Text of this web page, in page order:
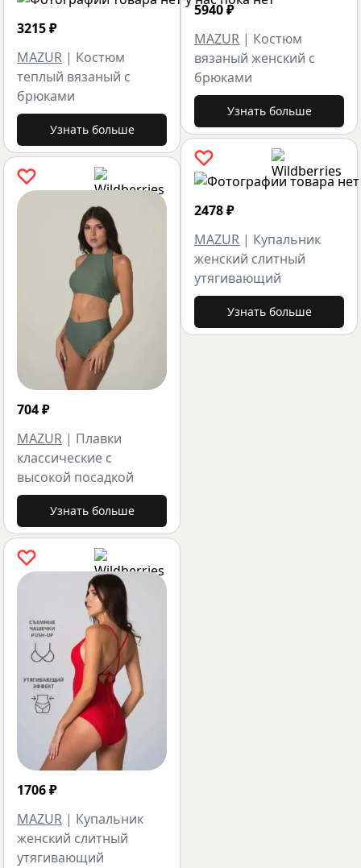
3215₽
MAZUR | Костюм
теплый вязаный с
брюками
Узнать больше
704₽
MAZUR | Плавки
классические с
высокой посадкой
Узнать больше
1706₽
MAZUR | Купальник
женский слитный
утягивающий
5940₽
MAZUR | Костюм
вязаный женский с
брюками
Узнать больше
2478₽
MAZUR | Купальник
женский слитный
утягивающий
Узнать больше